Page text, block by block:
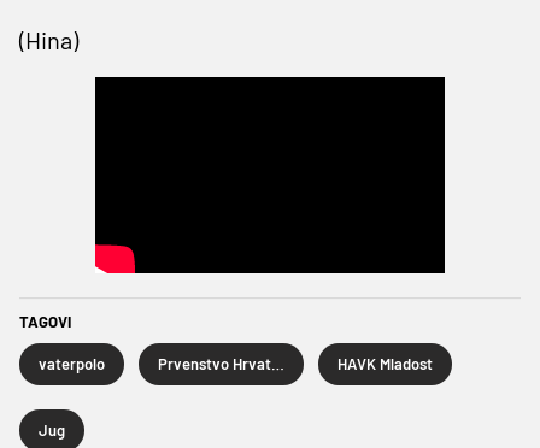
(Hina)
TAGOVI
vaterpolo HAVK Mladost
Jug